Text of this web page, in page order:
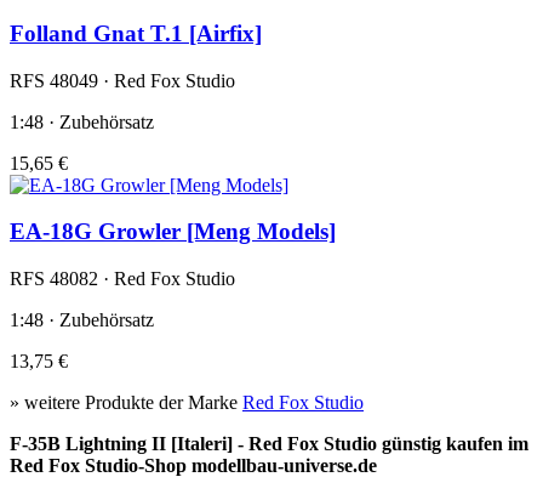
Folland Gnat T.1 [Airfix]
RFS 48049 · Red Fox Studio
1:48 · Zubehörsatz
15,65 €
EA-18G Growler [Meng Models]
RFS 48082 · Red Fox Studio
1:48 · Zubehörsatz
13,75 €
» weitere Produkte der Marke Red Fox Studio
F-35B Lightning II [Italeri] - Red Fox Studio günstig kaufen im
Red Fox Studio-Shop modellbau-universe.de